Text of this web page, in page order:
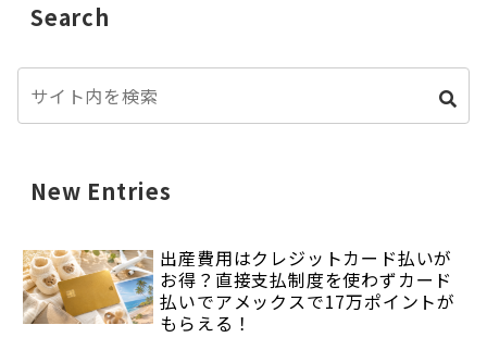
Search
New Entries
出産費用はクレジットカード払いが
お得？直接支払制度を使わずカード
払いでアメックスで17万ポイントが
もらえる！